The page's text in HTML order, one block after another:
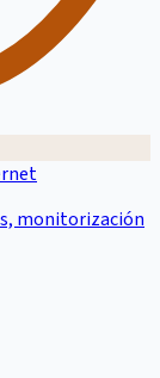
monitorización